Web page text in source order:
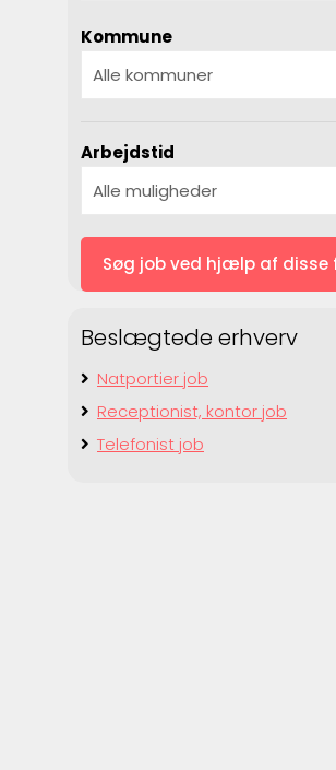
Kommune
Arbejdstid
Beslægtede erhverv
Natportier job
Receptionist, kontor job
Telefonist job